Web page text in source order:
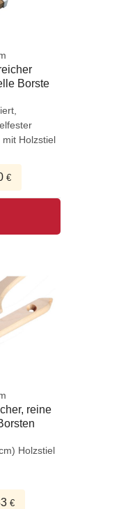
Borste
Holzstiel
€
reine
Holzstiel
€